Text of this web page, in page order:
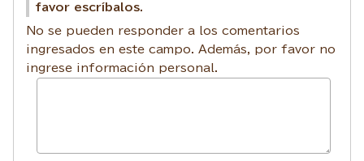
favor escríbalos.
No se pueden responder a los comentarios
ingresados en este campo. Además, por favor no
ingrese información personal.